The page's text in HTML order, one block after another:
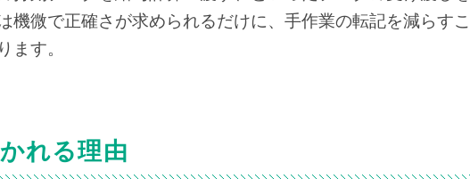
機微で正確さが求められるだけに、手作業の転記を減らすこ
ます。
れる理由